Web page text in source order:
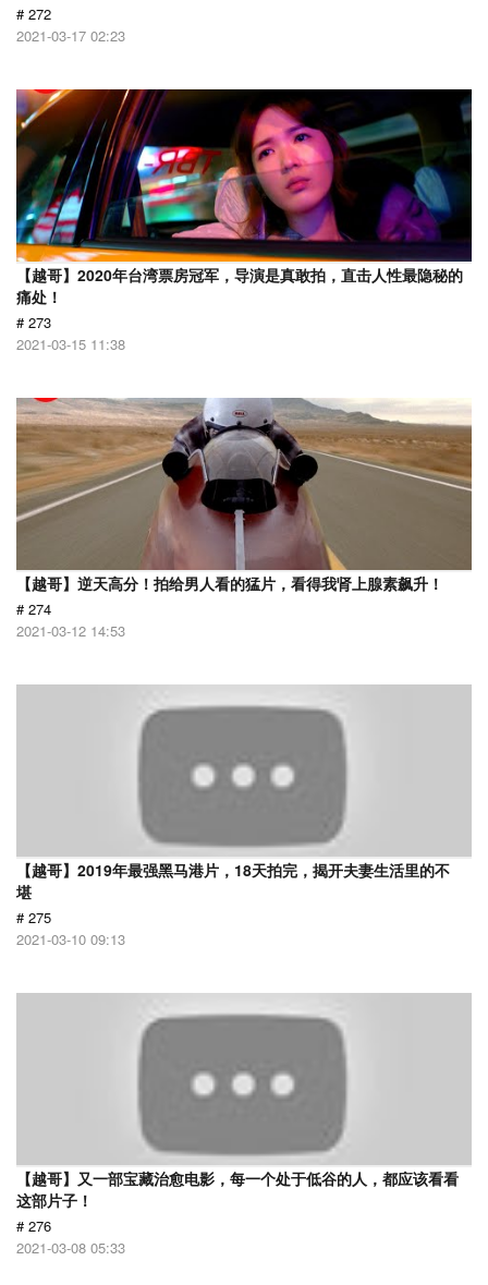
# 272
2021-03-17 02:23
【越哥】2020年台湾票房冠军，导演是真敢拍，直击人性最隐秘的
痛处！
# 273
2021-03-15 11:38
【越哥】逆天高分！拍给男人看的猛片，看得我肾上腺素飙升！
# 274
2021-03-12 14:53
【越哥】2019年最强黑马港片，18天拍完，揭开夫妻生活里的不
堪
# 275
2021-03-10 09:13
【越哥】又一部宝藏治愈电影，每一个处于低谷的人，都应该看看
这部片子！
# 276
2021-03-08 05:33